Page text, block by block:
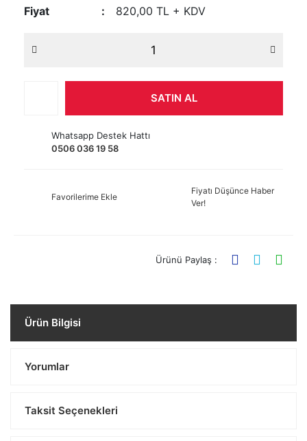
Fiyat
820,00 TL + KDV
SATIN AL
Whatsapp Destek Hattı
0506 036 19 58
Favorilerime Ekle
Fiyatı Düşünce Haber
Ver!
Ürünü Paylaş :
Ürün Bilgisi
Yorumlar
Taksit Seçenekleri